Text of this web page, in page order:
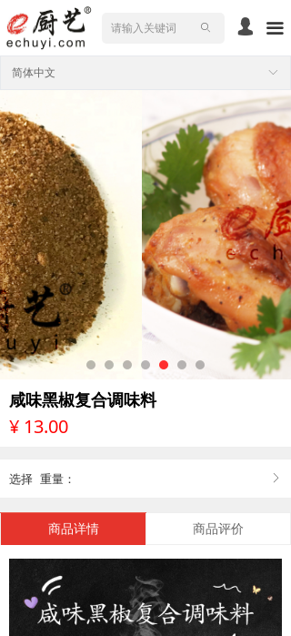
넙 끀
ꄙ
ꀅ
简体中文
咸味黑椒复合调味料
¥ 13.00
ꁕ
选择 重量：
商品详情 商品评价